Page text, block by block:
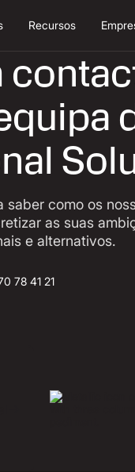
Recursos
saber como os
as suas
e alternativos.
78 41 21